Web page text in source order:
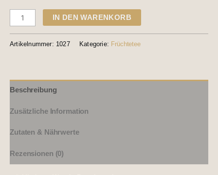
IN DEN WARENKORB
Artikelnummer: 1027 Kategorie: Früchtetee
Beschreibung
Zusätzliche Information
Zutaten & Nährwerte
Rezensionen (0)